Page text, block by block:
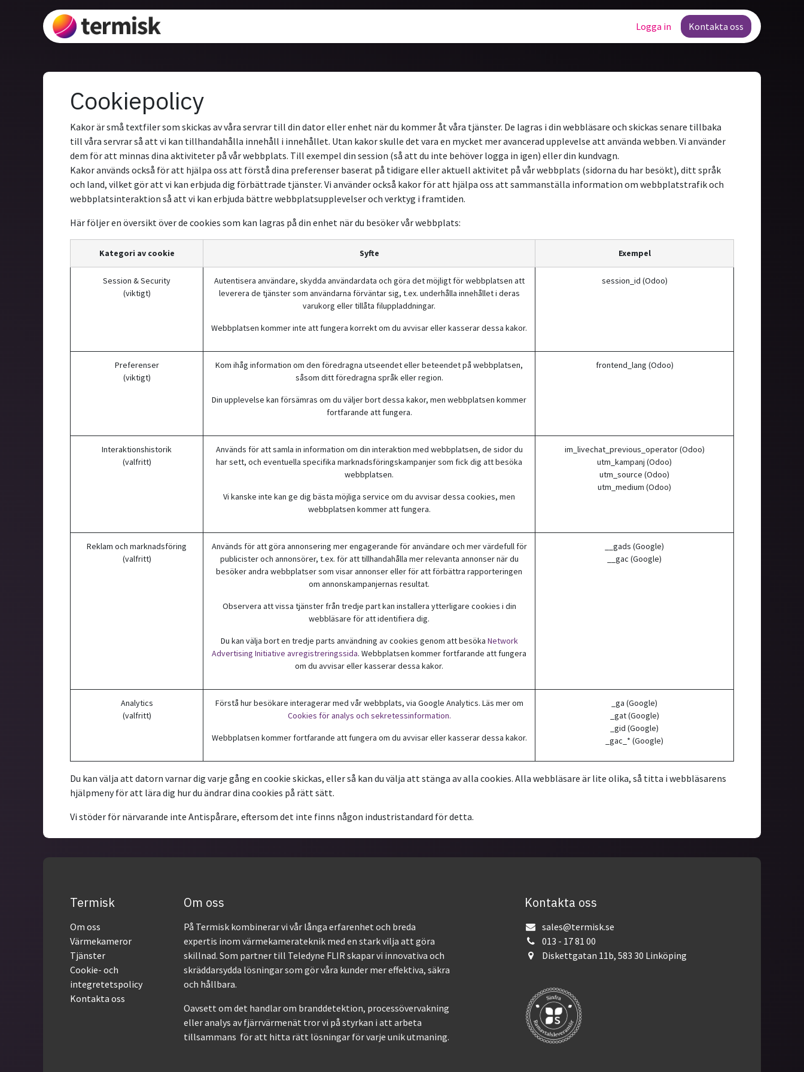
Hoppa till innehåll
Logga in Kontakta oss
Cookiepolicy
Kakor är små textfiler som skickas av våra servrar till din dator eller enhet när du kommer åt våra tjänster. De lagras i din webbläsare och skickas senare tillbaka
till våra servrar så att vi kan tillhandahålla innehåll i innehållet. Utan kakor skulle det vara en mycket mer avancerad upplevelse att använda webben. Vi använder
dem för att minnas dina aktiviteter på vår webbplats. Till exempel din session (så att du inte behöver logga in igen) eller din kundvagn.
Kakor används också för att hjälpa oss att förstå dina preferenser baserat på tidigare eller aktuell aktivitet på vår webbplats (sidorna du har besökt), ditt språk
och land, vilket gör att vi kan erbjuda dig förbättrade tjänster. Vi använder också kakor för att hjälpa oss att sammanställa information om webbplatstrafik och
webbplatsinteraktion så att vi kan erbjuda bättre webbplatsupplevelser och verktyg i framtiden.
Här följer en översikt över de cookies som kan lagras på din enhet när du besöker vår webbplats:
Kategori av cookie Syfte Exempel
Session & Security
(viktigt)
Autentisera användare, skydda användardata och göra det möjligt för webbplatsen att
leverera de tjänster som användarna förväntar sig, t.ex. underhålla innehållet i deras
varukorg eller tillåta filuppladdningar.
Webbplatsen kommer inte att fungera korrekt om du avvisar eller kasserar dessa kakor.
session_id (Odoo)
Preferenser
(viktigt)
Kom ihåg information om den föredragna utseendet eller beteendet på webbplatsen,
såsom ditt föredragna språk eller region.
Din upplevelse kan försämras om du väljer bort dessa kakor, men webbplatsen kommer
fortfarande att fungera.
frontend_lang (Odoo)
Interaktionshistorik
(valfritt)
Används för att samla in information om din interaktion med webbplatsen, de sidor du
har sett, och eventuella specifika marknadsföringskampanjer som fick dig att besöka
webbplatsen.
Vi kanske inte kan ge dig bästa möjliga service om du avvisar dessa cookies, men
webbplatsen kommer att fungera.
im_livechat_previous_operator (Odoo)
utm_kampanj (Odoo)
utm_source (Odoo)
utm_medium (Odoo)
Reklam och marknadsföring
(valfritt)
Används för att göra annonsering mer engagerande för användare och mer värdefull för
publicister och annonsörer, t.ex. för att tillhandahålla mer relevanta annonser när du
besöker andra webbplatser som visar annonser eller för att förbättra rapporteringen
om annonskampanjernas resultat.
Observera att vissa tjänster från tredje part kan installera ytterligare cookies i din
webbläsare för att identifiera dig.
Du kan välja bort en tredje parts användning av cookies genom att besöka Network
Advertising Initiative avregistreringssida. Webbplatsen kommer fortfarande att fungera
om du avvisar eller kasserar dessa kakor.
__gads (Google)
__gac (Google)
Analytics
(valfritt)
Förstå hur besökare interagerar med vår webbplats, via Google Analytics. Läs mer om
Cookies för analys och sekretessinformation.
Webbplatsen kommer fortfarande att fungera om du avvisar eller kasserar dessa kakor.
_ga (Google)
_gat (Google)
_gid (Google)
_gac_* (Google)
Du kan välja att datorn varnar dig varje gång en cookie skickas, eller så kan du välja att stänga av alla cookies. Alla webbläsare är lite olika, så titta i webbläsarens
hjälpmeny för att lära dig hur du ändrar dina cookies på rätt sätt.
Vi stöder för närvarande inte Antispårare, eftersom det inte finns någon industristandard för detta.
Termisk
Om oss
Värmekameror
Tjänster
Cookie- och
integretetspolicy
Kontakta oss
Om oss
På Termisk kombinerar vi vår långa erfarenhet och breda
expertis inom värmekamerateknik med en stark vilja att göra
skillnad. Som partner till Teledyne FLIR skapar vi innovativa och
skräddarsydda lösningar som gör våra kunder mer effektiva, säkra
och hållbara.
Oavsett om det handlar om branddetektion, processövervakning
eller analys av fjärrvärmenät tror vi på styrkan i att arbeta
tillsammans för att hitta rätt lösningar för varje unik utmaning.
Kontakta oss
sales@termisk.se
013 - 17 81 00
Diskettgatan 11b, 583 30 Linköping